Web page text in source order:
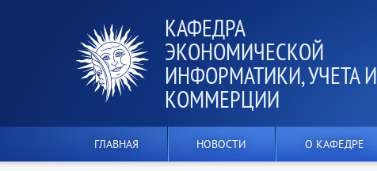
КАФЕДРА
ЭКОНОМИЧЕСКОЙ
ИНФОРМАТИКИ, УЧЕТА И
КОММЕРЦИИ
ГЛАВНАЯ НОВОСТИ О КАФЕДРЕ